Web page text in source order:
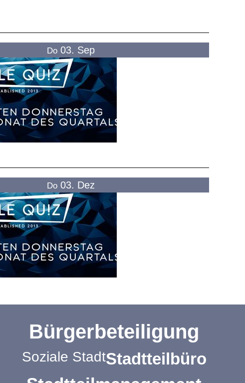
Do03. Sep
Do03. Dez
Bürgerbeteiligung
Soziale StadtStadtteilbüro